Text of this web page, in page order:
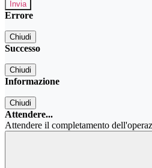
Errore
Chiudi
Successo
Chiudi
Informazione
Chiudi
Attendere...
Attendere il completamento